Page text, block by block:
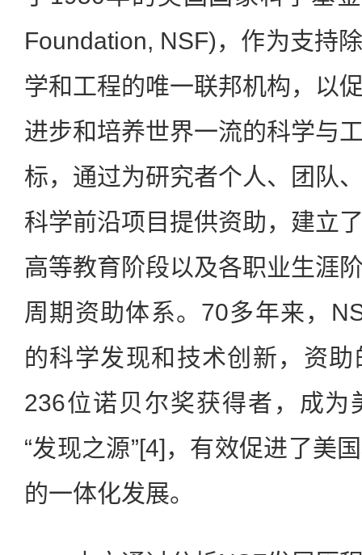
Foundation, NSF)，作为支持
学和工程的唯一联邦机构，以
进步和培养世界一流的科学与
标，通过为研究者个人、团队
科学前沿项目提供资助，建立
高等教育阶段以及各职业生涯
周期资助体系。70多年来，
的科学发现和技术创新，资
236位诺贝尔奖获得者，成为
“发现之源”[4]，有效促进了美
的一体化发展。